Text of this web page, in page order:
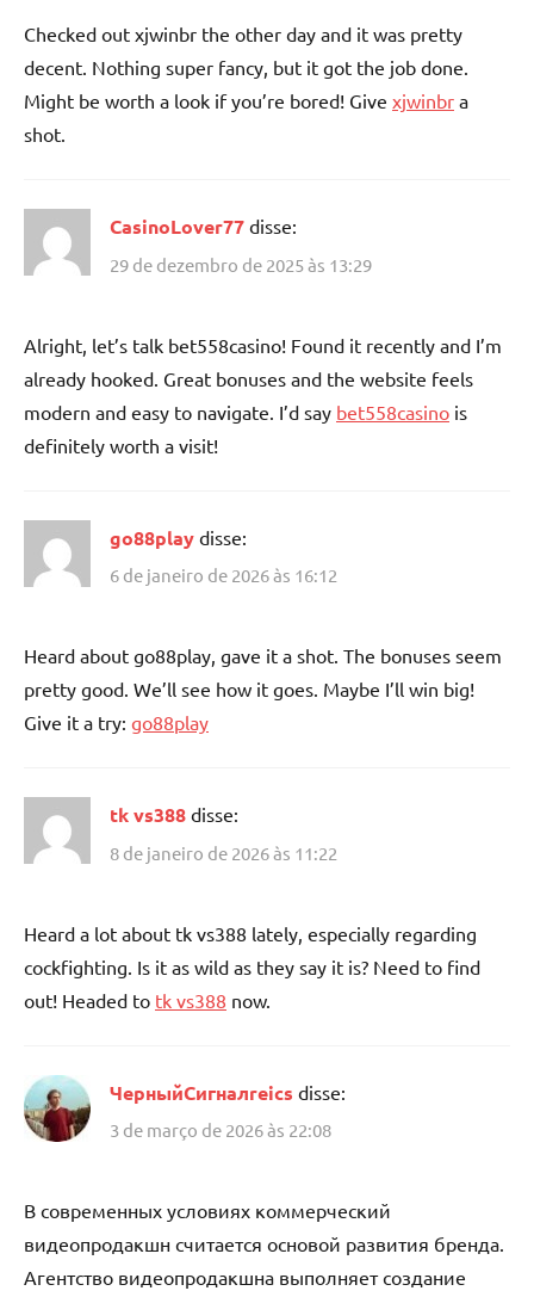
Checked out xjwinbr the other day and it was pretty
decent. Nothing super fancy, but it got the job done.
Might be worth a look if you’re bored! Give xjwinbr a
shot.
CasinoLover77 disse:
29 de dezembro de 2025 às 13:29
Alright, let’s talk bet558casino! Found it recently and I’m
already hooked. Great bonuses and the website feels
modern and easy to navigate. I’d say bet558casino is
definitely worth a visit!
go88play disse:
6 de janeiro de 2026 às 16:12
Heard about go88play, gave it a shot. The bonuses seem
pretty good. We’ll see how it goes. Maybe I’ll win big!
Give it a try: go88play
tk vs388 disse:
8 de janeiro de 2026 às 11:22
Heard a lot about tk vs388 lately, especially regarding
cockfighting. Is it as wild as they say it is? Need to find
out! Headed to tk vs388 now.
ЧерныйСигналreics disse:
3 de março de 2026 às 22:08
В современных условиях коммерческий
видеопродакшн считается основой развития бренда.
Агентство видеопродакшна выполняет создание